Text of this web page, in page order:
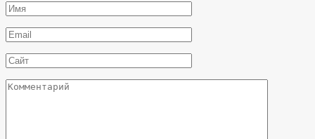
Имя
*
Email
*
Сайт
Комментарий